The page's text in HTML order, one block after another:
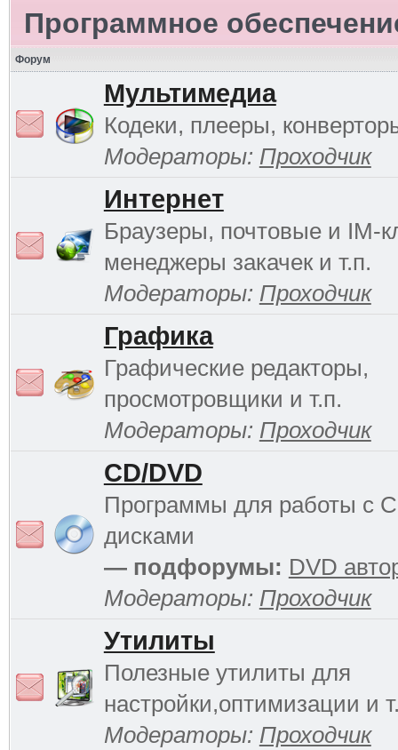
Программное
Форум
Мультимедиа
Кодеки, плееры,
Модераторы: Проходчик
Интернет
Браузеры, почтовые и IM-
менеджеры закачек и т.п.
Модераторы: Проходчик
Графика
Графические редакторы,
просмотровщики и т.п.
Модераторы: Проходчик
CD/DVD
Программы для работы с
дисками
— подфорумы: DVD
Модераторы: Проходчик
Утилиты
Полезные утилиты для
настройки,оптимизации и
Модераторы: Проходчик